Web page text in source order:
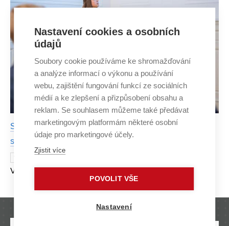
Studentka FAST VUT vrátila ve své práci život do
starého mlýna. Návrh uspěl v soutěži 8zVUT
Veronika Chrástová z Fakulty stavební VUT. Reálnému
dřívější funkci, ačkoliv narazila na řadu praktický
Nastavení cookies a osobních
údajů
Soubory cookie používáme ke shromažďování
a analýze informací o výkonu a používání
webu, zajištění fungování funkcí ze sociálních
médií a ke zlepšení a přizpůsobení obsahu a
reklam. Se souhlasem můžeme také předávat
marketingovým platformám některé osobní
údaje pro marketingové účely.
Zjistit více
POVOLIT VŠE
Nastavení